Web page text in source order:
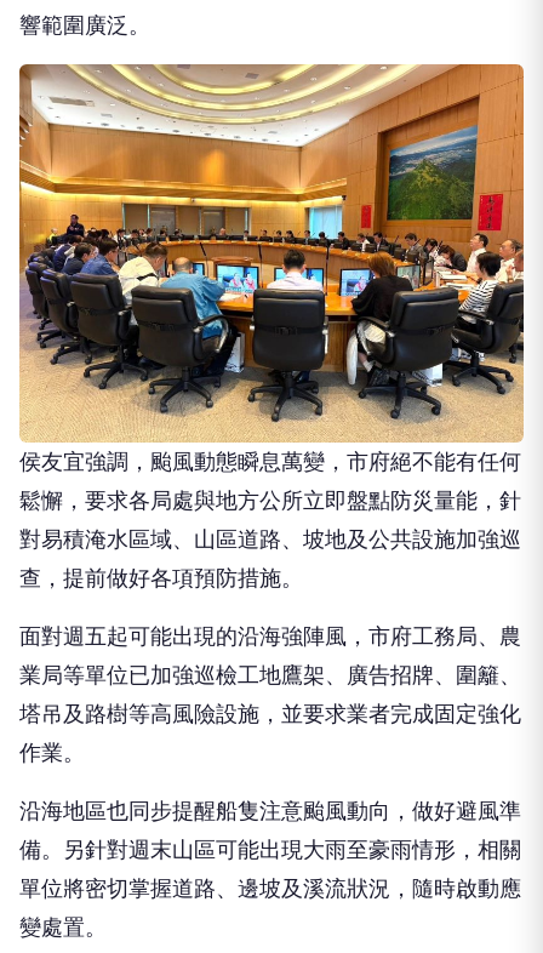
侯友宜強調，颱風動態瞬息萬變，市府絕不能有任何
鬆懈，要求各局處與地方公所立即盤點防災量能，針
對易積淹水區域、山區道路、坡地及公共設施加強巡
查，提前做好各項預防措施。
面對週五起可能出現的沿海強陣風，市府工務局、農
業局等單位已加強巡檢工地鷹架、廣告招牌、圍籬、
塔吊及路樹等高風險設施，並要求業者完成固定強化
作業。
沿海地區也同步提醒船隻注意颱風動向，做好避風準
備。另針對週末山區可能出現大雨至豪雨情形，相關
單位將密切掌握道路、邊坡及溪流狀況，隨時啟動應
變處置。